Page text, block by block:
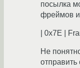
посылка
фреймов
| 0x7E |
Не